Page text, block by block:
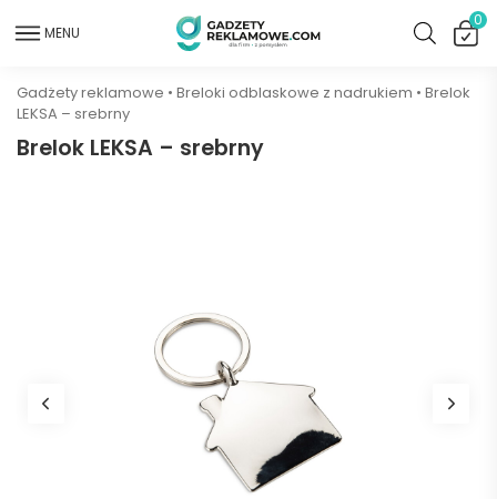
MENU
0
Gadżety reklamowe • Breloki odblaskowe z nadrukiem • Brelok
LEKSA – srebrny
Brelok LEKSA – srebrny